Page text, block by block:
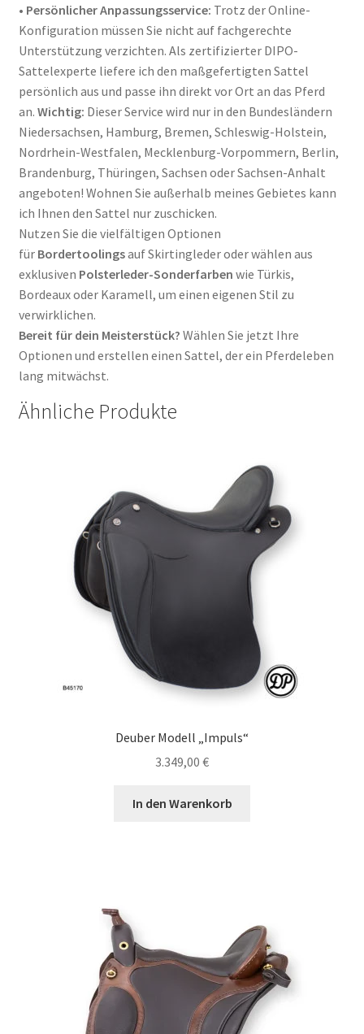
• Persönlicher Anpassungsservice: Trotz der Online-
Konfiguration müssen Sie nicht auf fachgerechte
Unterstützung verzichten. Als zertifizierter DIPO-
Sattelexperte liefere ich den maßgefertigten Sattel
persönlich aus und passe ihn direkt vor Ort an das Pferd
an. Wichtig: Dieser Service wird nur in den Bundesländern
Niedersachsen, Hamburg, Bremen, Schleswig-Holstein,
Nordrhein-Westfalen, Mecklenburg-Vorpommern, Berlin,
Brandenburg, Thüringen, Sachsen oder Sachsen-Anhalt
angeboten! Wohnen Sie außerhalb meines Gebietes kann
ich Ihnen den Sattel nur zuschicken.
Nutzen Sie die vielfältigen Optionen
für Bordertoolingsauf Skirtingleder oder wählen aus
exklusiven Polsterleder-Sonderfarben wie Türkis,
Bordeaux oder Karamell, um einen eigenen Stil zu
verwirklichen.
Bereit für dein Meisterstück? Wählen Sie jetzt Ihre
Optionen und erstellen einen Sattel, der ein Pferdeleben
lang mitwächst.
Ähnliche Produkte
Deuber Modell „Impuls“
3.349,00 €
In den Warenkorb